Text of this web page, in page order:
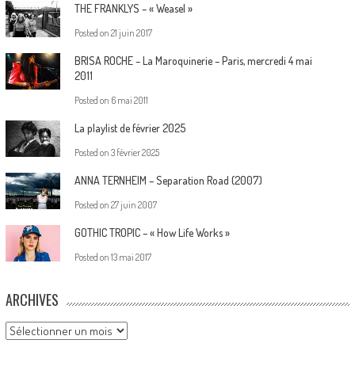
THE FRANKLYS – « Weasel »
Posted on 21 juin 2017
BRISA ROCHE – La Maroquinerie – Paris, mercredi 4 mai
2011
Posted on 6 mai 2011
La playlist de février 2025
Posted on 3 février 2025
ANNA TERNHEIM – Separation Road (2007)
Posted on 27 juin 2007
GOTHIC TROPIC – « How Life Works »
Posted on 13 mai 2017
ARCHIVES
Archives